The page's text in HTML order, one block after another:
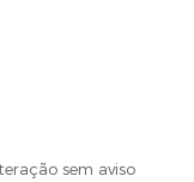
sem aviso